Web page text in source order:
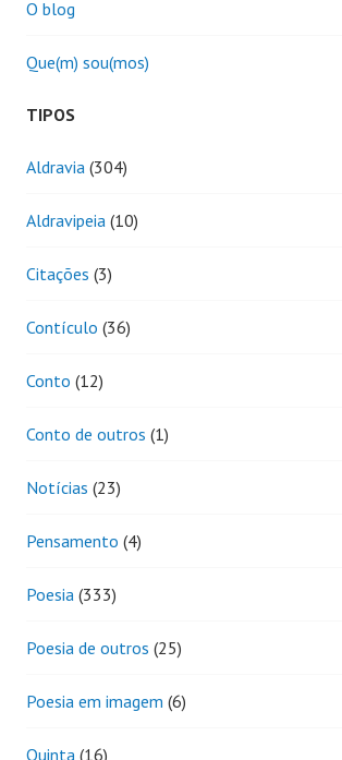
O blog
Que(m) sou(mos)
TIPOS
Aldravia (304)
Aldravipeia (10)
Citações (3)
Contículo (36)
Conto (12)
Conto de outros (1)
Notícias (23)
Pensamento (4)
Poesia (333)
Poesia de outros (25)
Poesia em imagem (6)
Quinta (16)